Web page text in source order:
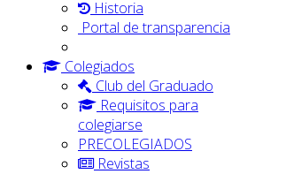
Historia
Portal de transparencia
Colegiados
Club del Graduado
Requisitos para
colegiarse
PRECOLEGIADOS
Revistas